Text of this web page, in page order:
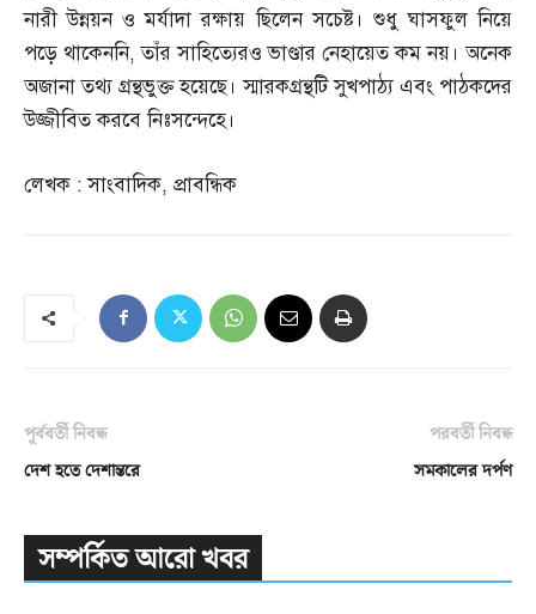
নারী উন্নয়ন ও মর্যাদা রক্ষায় ছিলেন সচেষ্ট। শুধু ঘাসফুল নিয়ে
পড়ে থাকেননি,তাঁর সাহিত্যেরও ভাণ্ডার নেহায়েত কম নয়। অনেক
অজানা তথ্য গ্রন্থভুক্ত হয়েছে। স্মারকগ্রন্থটি সুখপাঠ্য এবং পাঠকদের
উজ্জীবিত করবে নিঃসন্দেহে।
লেখক :সাংবাদিক, প্রাবন্ধিক
পূর্ববর্তী নিবন্ধ
দেশ হতে দেশান্তরে
পরবর্তী নিবন্ধ
সমকালের দর্পণ
সম্পর্কিত আরো খবর